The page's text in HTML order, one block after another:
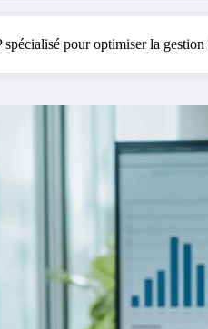
pour optimiser la